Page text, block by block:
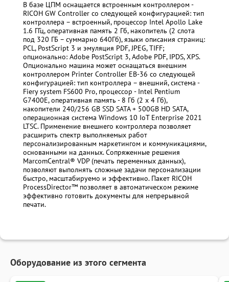
В базе ЦПМ оснащается встроенным контроллером -
RICOH GW Controller со следующей конфигурацией: тип
контроллера – встроенный, процессор Intel Apollo Lake
1.6 ГГц, оперативная память 2 Гб, накопитель (2 слота
под 320 ГБ – суммарно 640Гб), языки описания страниц:
PCL, PostScript 3 и эмуляция PDF, JPEG, TIFF;
опционально: Adobe PostScript 3, Adobe PDF, IPDS, XPS.
Опционально машина может оснащаться внешним
контроллером Printer Controller EB-36 со следующей
конфигурацией: тип контроллера – внешний, система -
Fiery system FS600 Pro, процессор - Intel Pentium
G7400E, оперативная память - 8 Гб (2 x 4 Гб),
накопители 240/256 GB SSD SATA + 500GB HD SATA,
операционная система Windows 10 IoT Enterprise 2021
LTSC. Применение внешнего контроллера позволяет
расширить спектр выполняемых работ
персонализированным маркетингом и коммуникациями,
основанными на данных. Сопряженные решения
MarcomCentral® VDP (печать переменных данных),
позволяют выполнять сложные задачи персонализации
быстро, масштабируемо и эффективно. Пакет RICOH
ProcessDirector™ позволяет в автоматическом режиме
эффективно готовить документы для непрерывной
печати.
Оборудование из этого сегмента